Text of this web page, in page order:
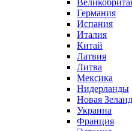
Германия
Испания
Италия
Китай
Латвия
Литва
Мексика
Нидерланды
Новая
Украина
Франция